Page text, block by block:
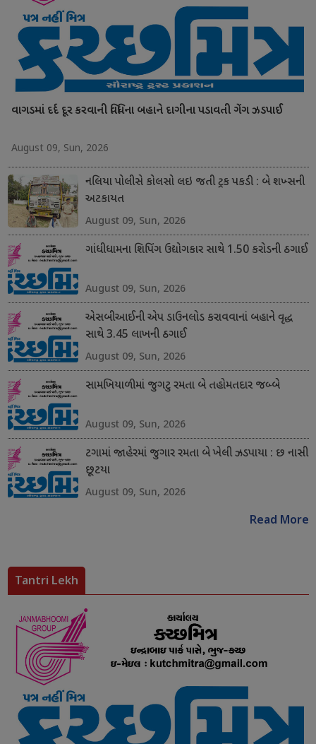
વાગડમાં દર્દ દૂર કરવાની વિધિના બહાને દાગીના પડાવતી ગેંગ ઝડપાઈ
August 09, Sun, 2026
નલિયા પોલીસે કોલસો લઇ જતી ટ્રક પકડી : બે શખ્સની
અટકાયત
August 09, Sun, 2026
ગાંધીધામના શિપિંગ ઉદ્યોગકાર સાથે 1.50 કરોડની ઠગાઈ
August 09, Sun, 2026
એસબીઆઈની એપ ડાઉનલોડ કરાવવાનાં બહાને વૃદ્ધ
સાથે 3.45 લાખની ઠગાઈ
August 09, Sun, 2026
સામખિયાળીમાં જુગટુ રમતા બે તહોમતદાર જબ્બે
August 09, Sun, 2026
ટગામાં જાહેરમાં જુગાર રમતા બે ખેલી ઝડપાયા : છ નાસી
છૂટયા
August 09, Sun, 2026
Read More
Tantri Lekh